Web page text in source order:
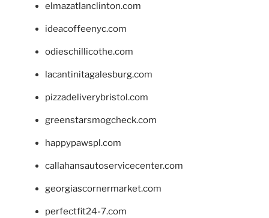
elmazatlanclinton.com
ideacoffeenyc.com
odieschillicothe.com
lacantinitagalesburg.com
pizzadeliverybristol.com
greenstarsmogcheck.com
happypawspl.com
callahansautoservicecenter.com
georgiascornermarket.com
perfectfit24-7.com